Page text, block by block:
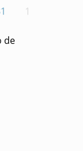
1
de